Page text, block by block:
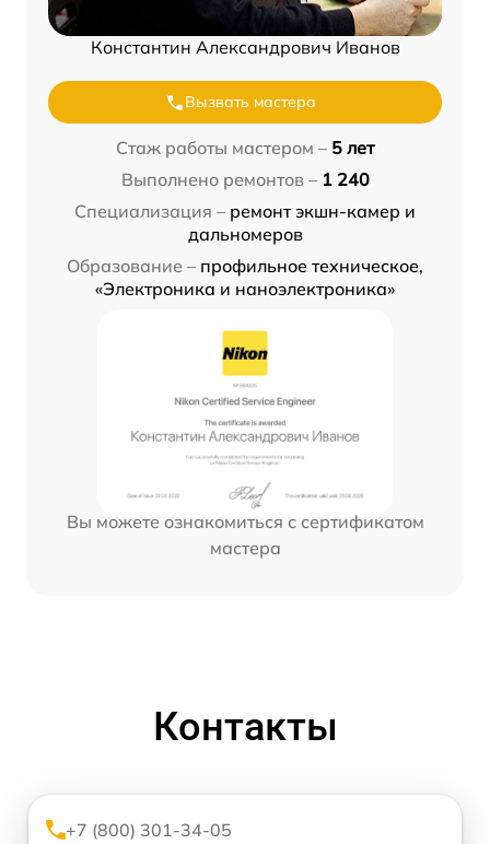
Константин Александрович Иванов
Вызвать мастера
Стаж работы мастером – 5 лет
Выполнено ремонтов – 1 240
Специализация – ремонт экшн-камер и
дальномеров
Образование – профильное техническое,
«Электроника и наноэлектроника»
Вы можете ознакомиться с сертификатом
мастера
Контакты
+7 (800) 301-34-05